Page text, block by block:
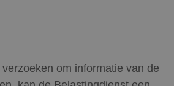
om informatie van de